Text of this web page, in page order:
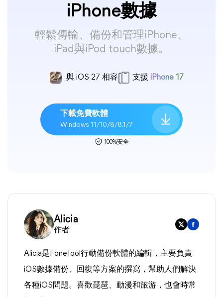
iPhone數據
輕鬆傳輸、備份和管理iPhone、
iPad與iPod touch數據。
與 iOS 27 相容 支援 iPhone 17
下載免費軟體
Windows 11/10/8/8.1/7
100%安全
Alicia
作者
Alicia是FoneTool行動備份軟體的編輯，主要負責
iOS數據備份、回復等方案的撰寫，幫助人們解決
各種iOS問題。喜歡琵琶、動漫和旅游，也會時常